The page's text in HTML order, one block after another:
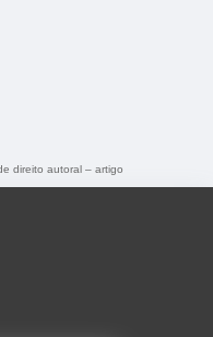
direito autoral – artigo